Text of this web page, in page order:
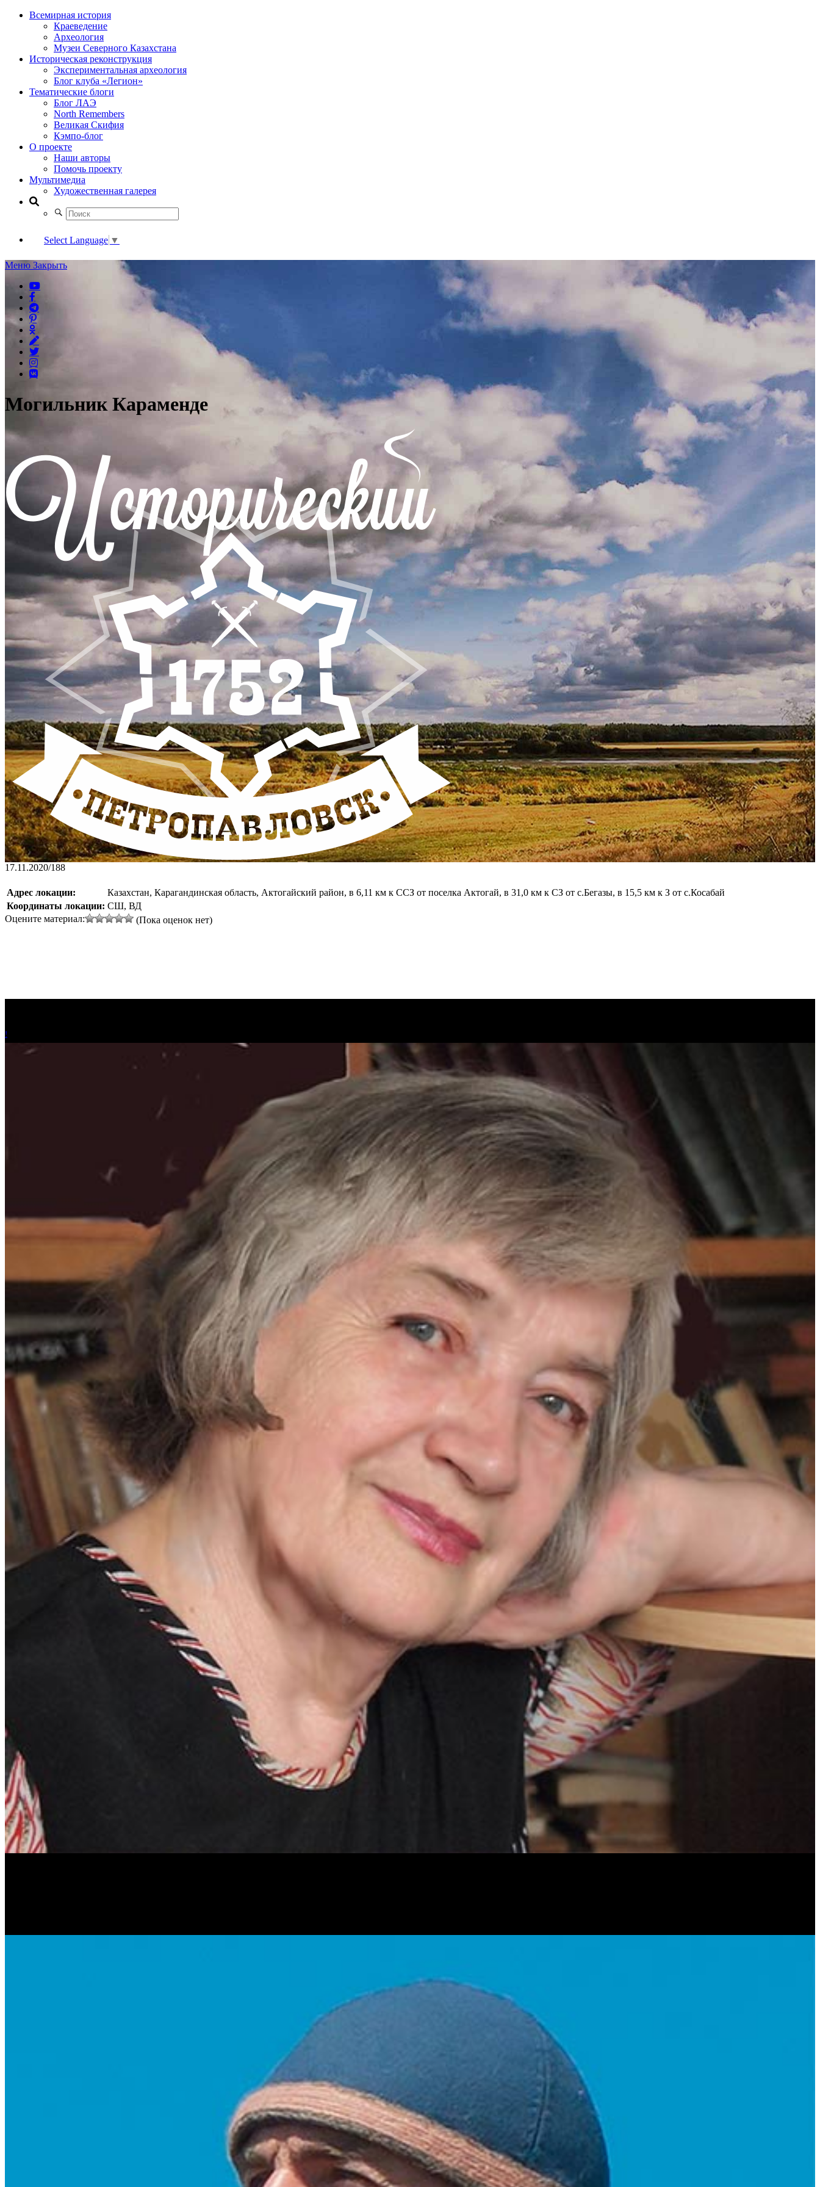
Всемирная история
Краеведение
Археология
Музеи Северного Казахстана
Историческая реконструкция
Экспериментальная археология
Блог клуба «Легион»
Тематические блоги
Блог ЛАЭ
North Remembers
Великая Скифия
Кэмпо-блог
О проекте
Наши авторы
Помочь проекту
Мультимедиа
Художественная галерея
Select Language ▼
Меню Закрыть
Могильник Караменде
17.11.2020/188
Адрес локации:
Казахстан, Карагандинская область, Актогайский район, в 6,11 км к ССЗ от поселка Актогай, в 31,0 км к СЗ от с.Бегазы, в 15,5 км к З от с.Косабай
Координаты локации: СШ, ВД
Оцените материал:
(Пока оценок нет)
!